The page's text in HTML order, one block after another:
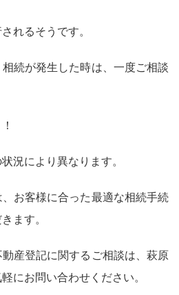
れるそうです。
続が発生した時は、一度ご相談
況により異なります。
お客様に合った最適な相続手続
ます。
産登記に関するご相談は、萩原
にお問い合わせください。